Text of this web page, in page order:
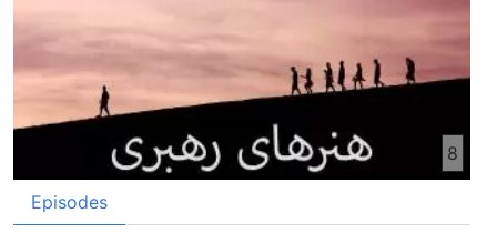
8
Episodes